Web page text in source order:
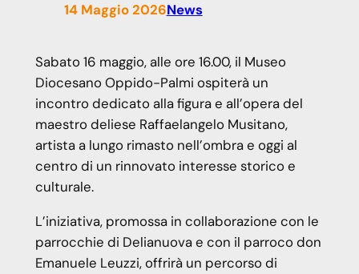
14 Maggio 2026News
Sabato 16 maggio, alle ore 16.00, il Museo
Diocesano Oppido-Palmi ospiterà un
incontro dedicato alla figura e all’opera del
maestro deliese Raffaelangelo Musitano,
artista a lungo rimasto nell’ombra e oggi al
centro di un rinnovato interesse storico e
culturale.
L’iniziativa, promossa in collaborazione con le
parrocchie di Delianuova e con il parroco don
Emanuele Leuzzi, offrirà un percorso di